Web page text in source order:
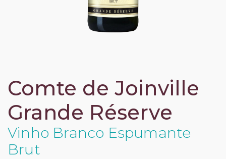
Comte de Joinville
Grande Réserve
Vinho Branco Espumante
Brut